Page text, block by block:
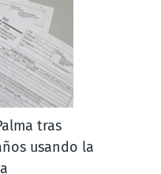
tras
usando la